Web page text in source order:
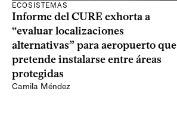
ECOSISTEMAS
Informe del CURE exhorta a
“evaluar localizaciones
alternativas” para aeropuerto que
pretende instalarse entre áreas
protegidas
Camila Méndez